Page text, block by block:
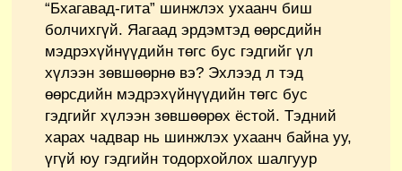
“Бхагавад-гита” шинжлэх ухаанч биш
болчихгүй. Яагаад эрдэмтэд өөрсдийн
мэдрэхүйнүүдийн төгс бус гэдгийг үл
хүлээн зөвшөөрнө вэ? Эхлээд л тэд
өөрсдийн мэдрэхүйнүүдийн төгс бус
гэдгийг хүлээн зөвшөөрөх ёстой. Тэдний
харах чадвар нь шинжлэх ухаанч байна уу,
үгүй юу гэдгийн тодорхойлох шалгуур